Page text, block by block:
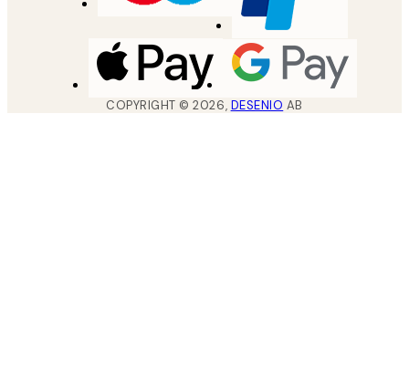
COPYRIGHT ©2026, DESENIO AB